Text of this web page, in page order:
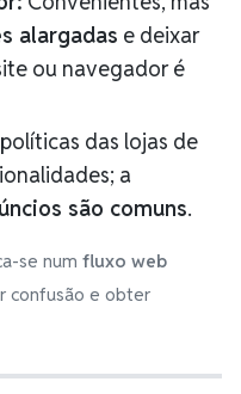
alargadas e deixar
ou navegador é
das lojas de
a
são comuns.
se num fluxo web
confusão e obter